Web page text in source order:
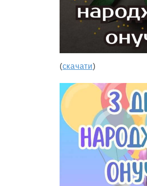
(скачати)